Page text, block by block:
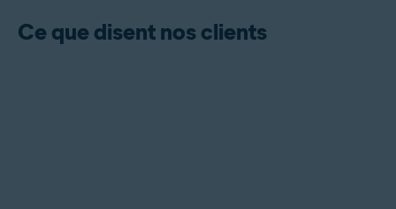
Ce que disent nos clients